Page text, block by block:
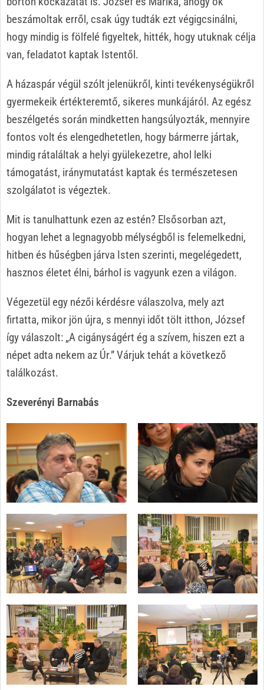
beszámoltak erről, csak úgy tudták ezt végigcsinálni,
hogy mindig is fölfelé figyeltek, hitték, hogy utuknak célja
van, feladatot kaptak Istentől.
A házaspár végül szólt jelenükről, kinti tevékenységükről
gyermekeik értékteremtő, sikeres munkájáról. Az egész
beszélgetés során mindketten hangsúlyozták, mennyire
fontos volt és elengedhetetlen, hogy bármerre jártak,
mindig rátaláltak a helyi gyülekezetre, ahol lelki
támogatást, iránymutatást kaptak és természetesen
szolgálatot is végeztek.
Mit is tanulhattunk ezen az estén? Elsősorban azt,
hogyan lehet a legnagyobb mélységből is felemelkedni,
hitben és hűségben járva Isten szerinti, megelégedett,
hasznos életet élni, bárhol is vagyunk ezen a világon.
Végezetül egy nézői kérdésre válaszolva, mely azt
firtatta, mikor jön újra, s mennyi időt tölt itthon, József
így válaszolt: „A cigányságért ég a szívem, hiszen ezt a
népet adta nekem az Úr.” Várjuk tehát a következő
találkozást.
Szeverényi Barnabás